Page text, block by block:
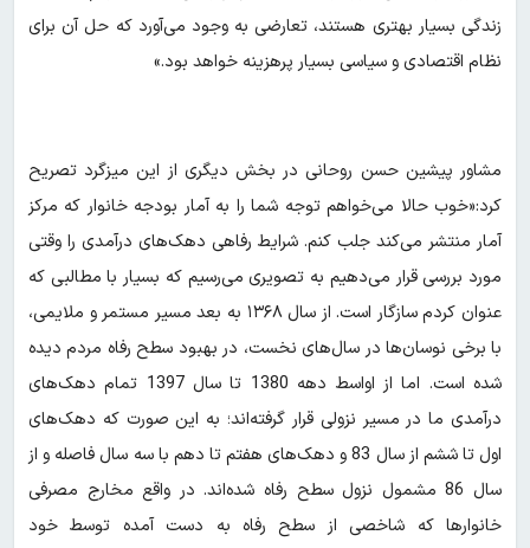
زندگی بسیار بهتری هستند، تعارضی به وجود می‌آورد که حل آن برای
نظام اقتصادی و سیاسی بسیار پرهزینه خواهد بود.»
مشاور پیشین حسن روحانی در بخش دیگری از این میزگرد تصریح
کرد:«خوب حالا می‌خواهم توجه شما را به آمار بودجه خانوار که مرکز
آمار منتشر می‌کند جلب کنم. شرایط رفاهی دهک‌های درآمدی را وقتی
مورد بررسی قرار می‌دهیم به تصویری می‌رسیم که بسیار با مطالبی که
عنوان کردم سازگار است. از سال ۱۳۶۸ به بعد مسیر مستمر و ملایمی،
با برخی نوسان‌ها در سال‌های نخست، در بهبود سطح رفاه مردم دیده
شده است. اما از اواسط دهه 1380 تا سال 1397 تمام دهک‌های
درآمدی ما در مسیر نزولی قرار گرفته‌اند؛ به این صورت که دهک‌های
اول تا ششم از سال 83 و دهک‌های هفتم تا دهم با سه سال فاصله و از
سال 86 مشمول نزول سطح رفاه شده‌اند. در واقع مخارج مصرفی
خانوارها که شاخصی از سطح رفاه به دست آمده توسط خود